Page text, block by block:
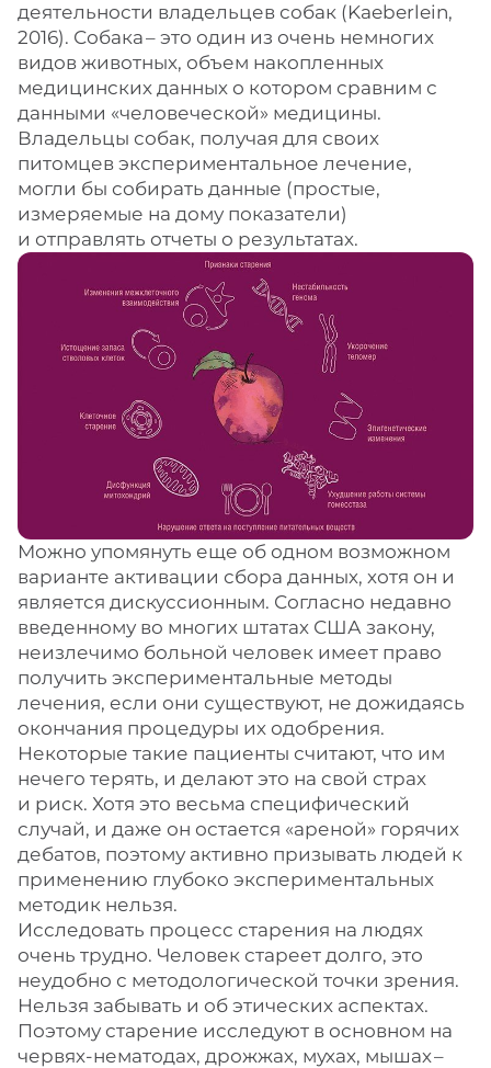
деятельности владельцев собак (Kaeberlein,
2016). Собака – ​это один из очень немногих
видов животных, объем накопленных
медицинских данных о котором сравним с
данными «человеческой» медицины.
Владельцы собак, получая для своих
питомцев экспериментальное лечение,
могли бы собирать данные (простые,
измеряемые на дому показатели)
и отправлять отчеты о результатах.
Можно упомянуть еще об одном возможном
варианте активации сбора данных, хотя он и
является дискуссионным. Согласно недавно
введенному во многих штатах США закону,
неизлечимо больной человек имеет право
получить экспериментальные методы
лечения, если они существуют, не дожидаясь
окончания процедуры их одобрения.
Некоторые такие пациенты считают, что им
нечего терять, и делают это на свой страх
и риск. Хотя это весьма специфический
случай, и даже он остается «ареной» горячих
дебатов, поэтому активно призывать людей к
применению глубоко экспериментальных
методик нельзя.
Исследовать процесс старения на людях
очень трудно. Человек стареет долго, это
неудобно с методологической точки зрения.
Нельзя забывать и об этических аспектах.
Поэтому старение исследуют в основном на
червях-нематодах, дрожжах, мухах, мышах – ​